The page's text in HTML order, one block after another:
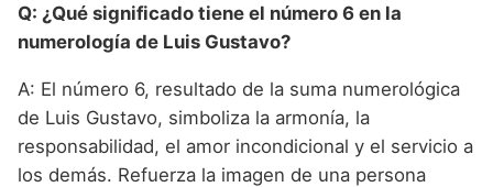
Q: ¿Qué significado tiene el número 6 en la
numerología de Luis Gustavo?
A: El número 6, resultado de la suma numerológica
de Luis Gustavo, simboliza la armonía, la
responsabilidad, el amor incondicional y el servicio a
los demás. Refuerza la imagen de una persona